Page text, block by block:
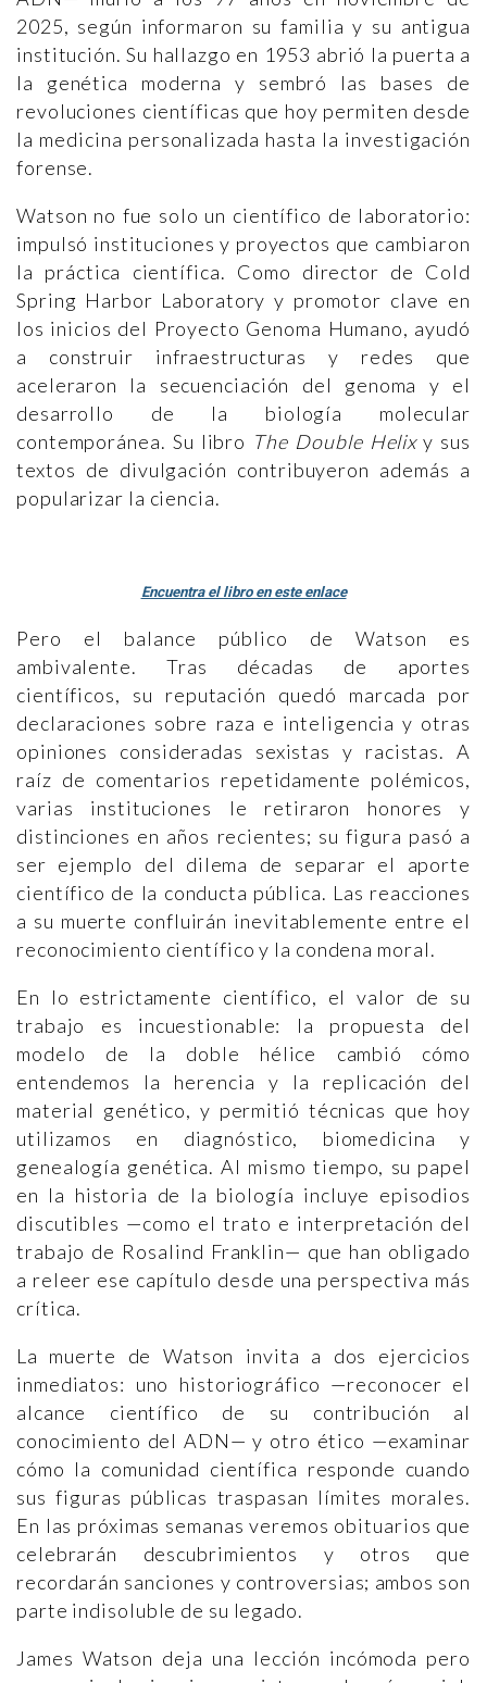
2025, según informaron su familia y su antigua
institución. Su hallazgo en 1953 abrió la puerta a
la genética moderna y sembró las bases de
revoluciones científicas que hoy permiten desde
la medicina personalizada hasta la investigación
forense.
Watson no fue solo un científico de laboratorio:
impulsó instituciones y proyectos que cambiaron
la práctica científica. Como director de Cold
Spring Harbor Laboratory y promotor clave en
los inicios del Proyecto Genoma Humano, ayudó
a construir infraestructuras y redes que
aceleraron la secuenciación del genoma y el
desarrollo de la biología molecular
contemporánea. Su libro The Double Helixy sus
textos de divulgación contribuyeron además a
popularizar la ciencia.
Encuentra el libro en este enlace
Pero el balance público de Watson es
ambivalente. Tras décadas de aportes
científicos, su reputación quedó marcada por
declaraciones sobre raza e inteligencia y otras
opiniones consideradas sexistas y racistas. A
raíz de comentarios repetidamente polémicos,
varias instituciones le retiraron honores y
distinciones en años recientes; su figura pasó a
ser ejemplo del dilema de separar el aporte
científico de la conducta pública. Las reacciones
a su muerte confluirán inevitablemente entre el
reconocimiento científico y la condena moral.
En lo estrictamente científico, el valor de su
trabajo es incuestionable: la propuesta del
modelo de la doble hélice cambió cómo
entendemos la herencia y la replicación del
material genético, y permitió técnicas que hoy
utilizamos en diagnóstico, biomedicina y
genealogía genética. Al mismo tiempo, su papel
en la historia de la biología incluye episodios
discutibles —como el trato e interpretación del
trabajo de Rosalind Franklin— que han obligado
a releer ese capítulo desde una perspectiva más
crítica.
La muerte de Watson invita a dos ejercicios
inmediatos: uno historiográfico —reconocer el
alcance científico de su contribución al
conocimiento del ADN— y otro ético —examinar
cómo la comunidad científica responde cuando
sus figuras públicas traspasan límites morales.
En las próximas semanas veremos obituarios que
celebrarán descubrimientos y otros que
recordarán sanciones y controversias; ambos son
parte indisoluble de su legado.
James Watson deja una lección incómoda pero